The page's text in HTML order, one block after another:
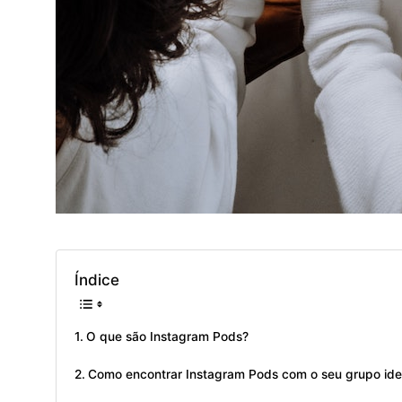
Índice
O que são Instagram Pods?
Como encontrar Instagram Pods com o seu grupo